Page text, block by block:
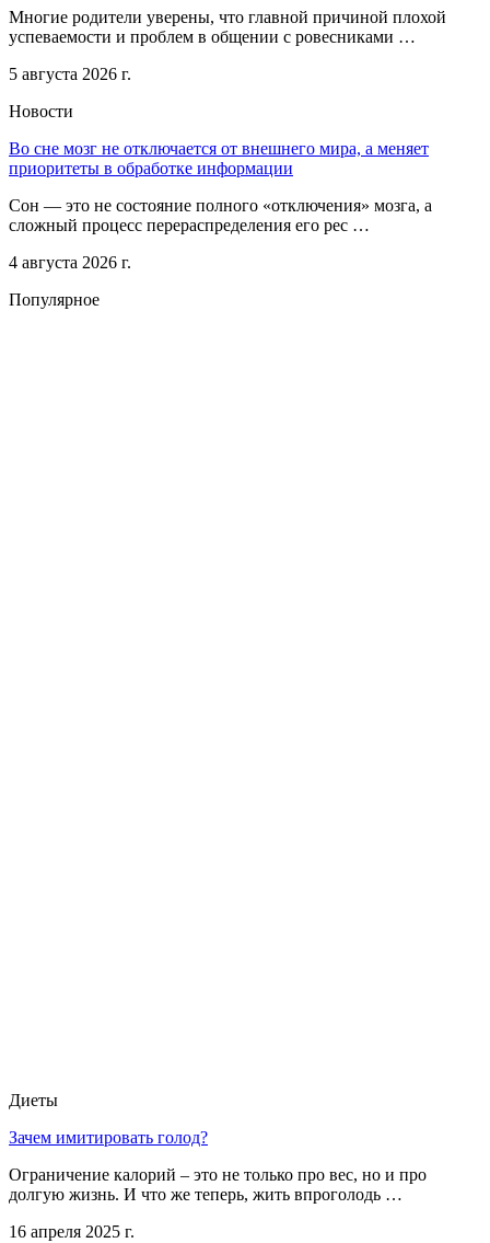
Многие родители уверены, что главной причиной плохой
успеваемости и проблем в общении с ровесниками …
5 августа 2026 г.
Новости
Во сне мозг не отключается от внешнего мира, а меняет
приоритеты в обработке информации
Сон — это не состояние полного «отключения» мозга, а
сложный процесс перераспределения его рес …
4 августа 2026 г.
Популярное
Диеты
Зачем имитировать голод?
Ограничение калорий – это не только про вес, но и про
долгую жизнь. И что же теперь, жить впроголодь …
16 апреля 2025 г.